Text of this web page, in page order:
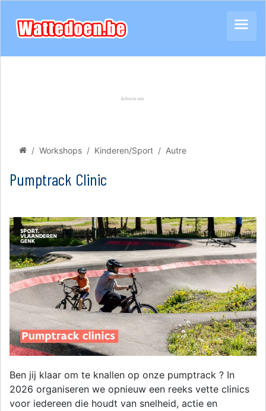
Workshops Kinderen/Sport Autre
Pumptrack Clinic
Ben jij klaar om te knallen op onze pumptrack ? In
2026 organiseren we opnieuw een reeks vette clinics
voor iedereen die houdt van snelheid, actie en